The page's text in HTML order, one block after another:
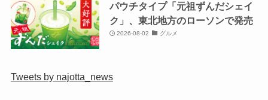
パウチタイプ「元祖ずんだシェイ
ク」、東北地方のローソンで発売
2026-08-02 グルメ
Tweets by najotta_news